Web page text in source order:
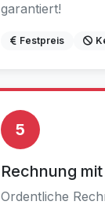
garantiert!
Festpreis
5
Rechnung
Ordentliche